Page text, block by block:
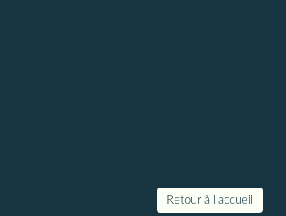
Retour à l'accueil